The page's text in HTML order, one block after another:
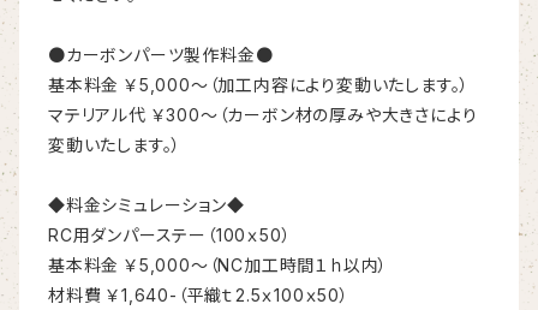
●カーボンパーツ製作料金●
基本料金 ￥5,000～（加工内容により変動いたします。）
マテリアル代 ￥300～（カーボン材の厚みや大きさにより
変動いたします。）
◆料金シミュレーション◆
RC用ダンパーステー（100ｘ50）
基本料金 ￥5,000～（NC加工時間１ｈ以内）
材料費 ￥1,640-（平織ｔ2.5ｘ100ｘ50）